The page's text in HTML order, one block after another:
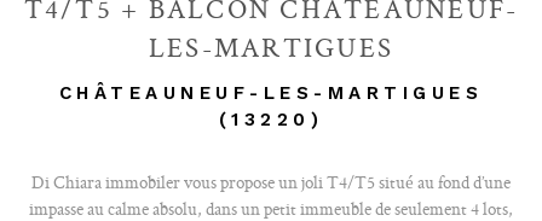
T4/T5 + BALCON CHATEAUNEUF-
LES-MARTIGUES
CHÂTEAUNEUF-LES-MARTIGUES
(13220)
Di Chiara immobiler vous propose un joli T4/T5 situé au fond d’une
impasse au calme absolu, dans un petit immeuble de seulement 4 lots,